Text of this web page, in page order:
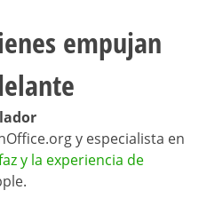
empujan
y especialista en
y la experiencia de